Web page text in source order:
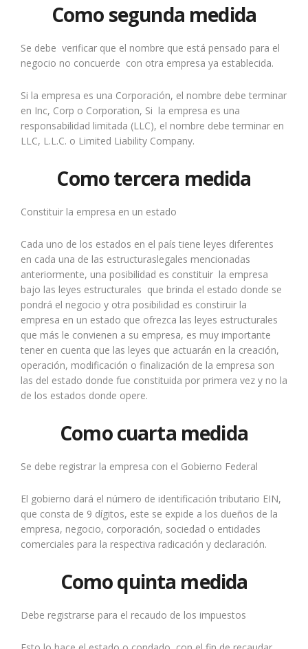
Como segunda medida
Se debe verificar que el nombre que está pensado para el
negocio no concuerde con otra empresa ya establecida.
Si la empresa es una Corporación, el nombre debe terminar
en Inc, Corp o Corporation, Si la empresa es una
responsabilidad limitada (LLC), el nombre debe terminar en
LLC, L.L.C. o Limited Liability Company.
Como tercera medida
Constituir la empresa en un estado
Cada uno de los estados en el país tiene leyes diferentes
en cada una de las estructuraslegales mencionadas
anteriormente, una posibilidad es constituir la empresa
bajo las leyes estructurales que brinda el estado donde se
pondrá el negocio y otra posibilidad es constiruir la
empresa en un estado que ofrezca las leyes estructurales
que más le convienen a su empresa, es muy importante
tener en cuenta que las leyes que actuarán en la creación,
operación, modificación o finalización de la empresa son
las del estado donde fue constituida por primera vez y no la
de los estados donde opere.
Como cuarta medida
Se debe registrar la empresa con el Gobierno Federal
El gobierno dará el número de identificación tributario EIN,
que consta de 9 dígitos, este se expide a los dueños de la
empresa, negocio, corporación, sociedad o entidades
comerciales para la respectiva radicación y declaración.
Como quinta medida
Debe registrarse para el recaudo de los impuestos